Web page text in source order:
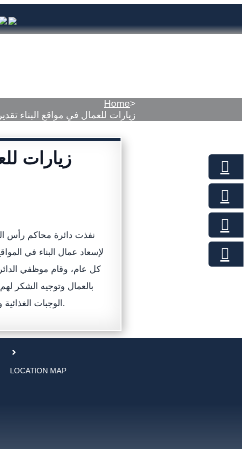
Home>
زيارات للعمال في مواقع البناء
زيارات
نفذت دائرة محاكم رأس
لإسعاد عمال البناء في
كل عام، وقام موظفي
بالعمال وتوجيه الشكر
الوجبات الغذائية والعصائر عليهم، وذلك في إطار مشاركتها في كافة الأيام السنوية العالمية.
LOCATION MAP